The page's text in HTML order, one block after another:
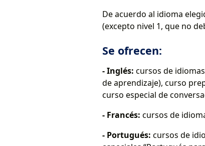
De acuerdo al idioma
(excepto nivel 1, que no
Se ofrecen:
- Inglés: cursos de
de aprendizaje), curso
curso especial de
- Francés: cursos de
- Portugués: cursos de